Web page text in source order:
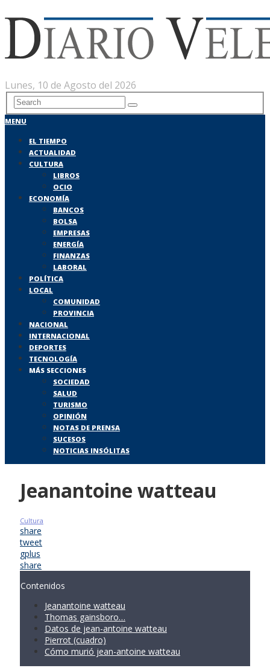
Lunes, 10 de Agosto del 2026
MENU
EL TIEMPO
ACTUALIDAD
CULTURA
LIBROS
OCIO
ECONOMÍA
BANCOS
BOLSA
EMPRESAS
ENERGÍA
FINANZAS
LABORAL
POLÍTICA
LOCAL
COMUNIDAD
PROVINCIA
NACIONAL
INTERNACIONAL
DEPORTES
TECNOLOGÍA
MÁS SECCIONES
SOCIEDAD
SALUD
TURISMO
OPINIÓN
NOTAS DE PRENSA
SUCESOS
NOTICIAS INSÓLITAS
Jeanantoine watteau
Cultura
share
tweet
gplus
share
Contenidos
Jeanantoine watteau
Thomas gainsboro…
Datos de jean-antoine watteau
Pierrot (cuadro)
Cómo murió jean-antoine watteau